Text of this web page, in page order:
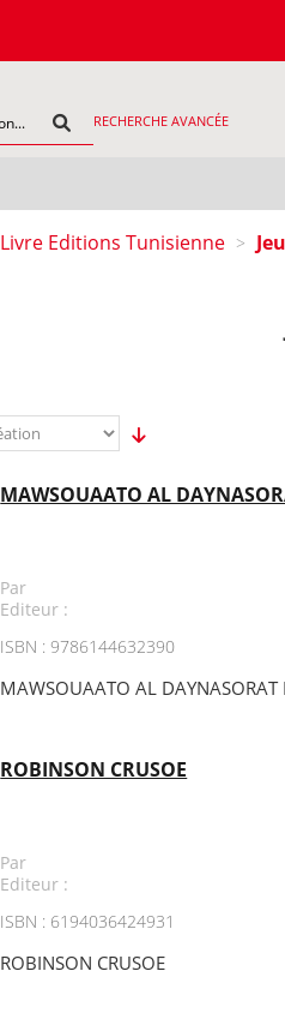
RECHERCHE AVANCÉE
Livre Editions Tunisienne >
MAWSOUAATO AL
Par
Editeur :
ISBN : 9786144632390
MAWSOUAATO AL
ROBINSON CRUSOE
Par
Editeur :
ISBN : 6194036424931
ROBINSON CRUSOE